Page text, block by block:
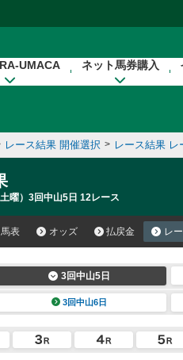
UMACA ネット馬券購入
レース結果 開催選択 > レース結果 レ
曜）3回中山5日 12レース
表 オッズ 払戻金 レ
3回中山5日
3回中山6日